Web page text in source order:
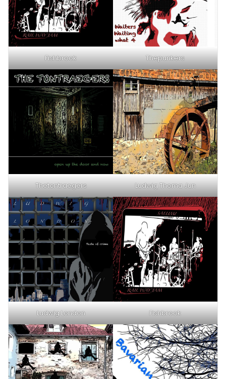
Fishbrook Thepunkers
Thetontraegers Ludwig Thoma Jun
Ludwig London Fishbrook